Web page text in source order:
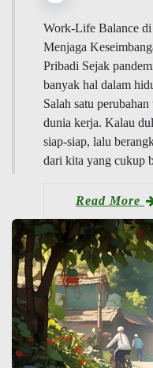
Work-Life Balance
Menjaga
Pribadi Sejak
banyak hal dalam
Salah satu
dunia kerja. Kalau
siap-siap, lalu
dari kita yang cukup
Read More